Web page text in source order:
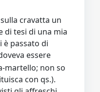
cravatta un
di tesi di una mia
è passato di
essere
martello; non so
con qs.).